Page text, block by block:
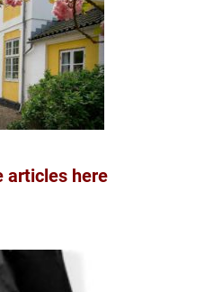
articles here